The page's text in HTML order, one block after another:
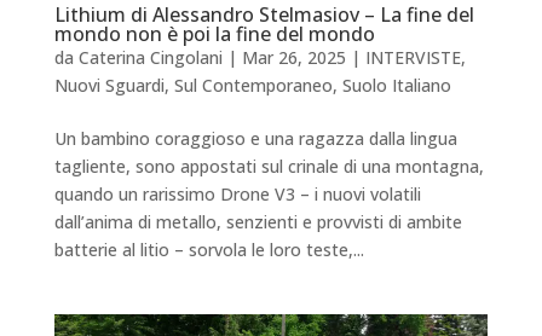
Lithium di Alessandro Stelmasiov – La fine del
mondo non è poi la fine del mondo
da Caterina Cingolani | Mar 26, 2025 | INTERVISTE,
Nuovi Sguardi, Sul Contemporaneo, Suolo Italiano
Un bambino coraggioso e una ragazza dalla lingua
tagliente, sono appostati sul crinale di una montagna,
quando un rarissimo Drone V3 – i nuovi volatili
dall’anima di metallo, senzienti e provvisti di ambite
batterie al litio – sorvola le loro teste,...